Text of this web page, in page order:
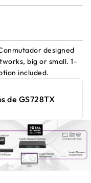
designed
big or small. 1-
included.
de GS728TX